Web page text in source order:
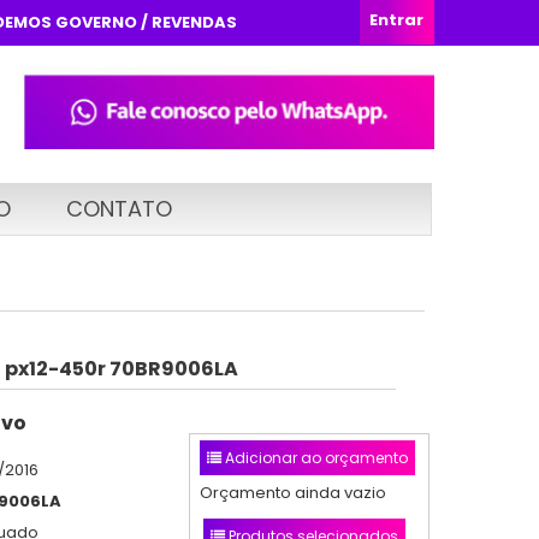
Entrar
GOVERNO / REVENDAS
CONTATO
450r 70BR9006LA
Adicionar ao orçamento
Orçamento ainda vazio